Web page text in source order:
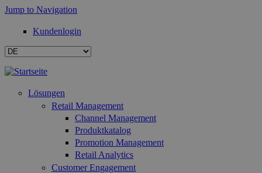
Jump to Navigation
Kundenlogin
Lösungen
Retail Management
Channel Management
Produktkatalog
Promotion Management
Retail Analytics
Customer Engagement